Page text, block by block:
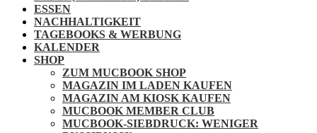
ESSEN
NACHHALTIGKEIT
TAGEBOOKS & WERBUNG
KALENDER
SHOP
ZUM MUCBOOK SHOP
MAGAZIN IM LADEN KAUFEN
MAGAZIN AM KIOSK KAUFEN
MUCBOOK MEMBER CLUB
MUCBOOK-SIEBDRUCK: WENIGER